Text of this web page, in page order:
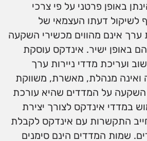
באופן פרטני על פי צרכי
לשיקול דעתו העצמאי של
ערך אינם מהווים מכשירי השקעה
באופן ישיר. אינדקס עוסקת
ועריכת מדדי ניירות ערך
ואינה מנהלת, מאשרת, משווקת
על המדדים שהיא עורכת
במדדי אינדקס לצורך יצירת
התקשרות עם אינדקס לקבלת
שמות המדדים הינם סימנים